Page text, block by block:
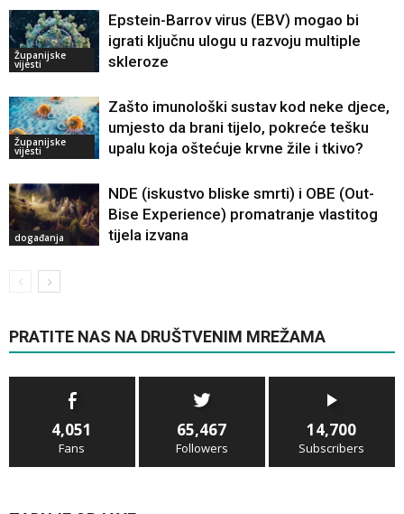
Županijske
vijesti
Epstein-Barrov virus (EBV) mogao bi
igrati ključnu ulogu u razvoju multiple
skleroze
Županijske
vijesti
Zašto imunološki sustav kod neke djece,
umjesto da brani tijelo, pokreće tešku
upalu koja oštećuje krvne žile i tkivo?
događanja
NDE (iskustvo bliske smrti) i OBE (Out-
Bise Experience) promatranje vlastitog
tijela izvana
PRATITE NAS NA DRUŠTVENIM MREŽAMA
4,051
Fans
65,467
Followers
14,700
Subscribers